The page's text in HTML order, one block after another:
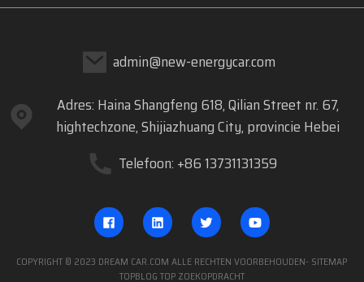
admin@new-energycar.com
Adres: Haina Shangfeng 618, Qilian Street nr. 67,
hightechzone, Shijiazhuang City, provincie Hebei
Telefoon: +86 13731131359
COPYRIGHT © 2023 DREAM CAR.COM ALLE RECHTEN VOORBEHOUDEN- SITEMAP
TOPBLOG TOP ZOEKOPDRACHT